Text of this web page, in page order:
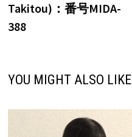
航
Takitou)：番号MIDA-
388
YOU MIGHT ALSO LIKE